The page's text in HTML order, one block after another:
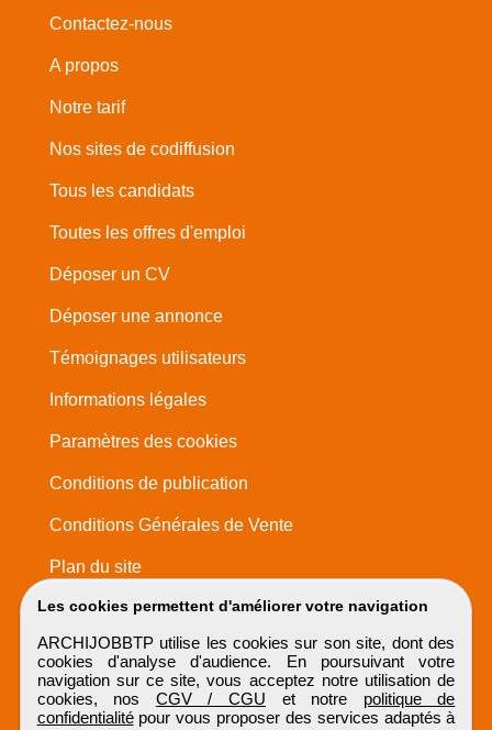
Les cookies permettent d'améliorer votre navigation
ARCHIJOBBTP utilise les cookies sur son site, dont des
cookies d'analyse d'audience. En poursuivant votre
navigation sur ce site, vous acceptez notre utilisation de
cookies, nos CGV / CGU et notre politique de
confidentialitépour vous proposer des services adaptés à
Contactez-nous
A propos
Notre tarif
Nos sites de codiffusion
Tous les candidats
Toutes les offres d'emploi
Déposer un CV
Déposer une annonce
Témoignages utilisateurs
Informations légales
Paramètres des cookies
Conditions de publication
Conditions Générales de Vente
Plan du site